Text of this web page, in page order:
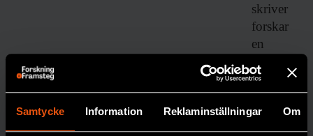
Samtycke Information Reklaminställningar Om
skriver
forskar
en
Johan
Jendle.
S